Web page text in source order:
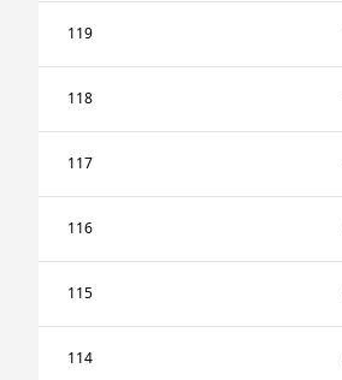
119
118
117
116
115
114